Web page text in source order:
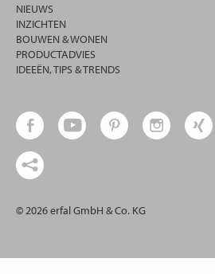
NIEUWS
INZICHTEN
BOUWEN & WONEN
PRODUCTADVIES
IDEEËN, TIPS & TRENDS
© 2026 erfal GmbH & Co. KG